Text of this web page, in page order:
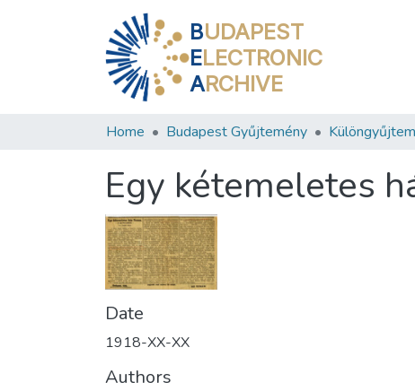
BUDAPEST
ELECTRONIC
ARCHIVE
Home Budapest Gyűjtemény
Egy kétemeletes
Date
1918-XX-XX
Authors